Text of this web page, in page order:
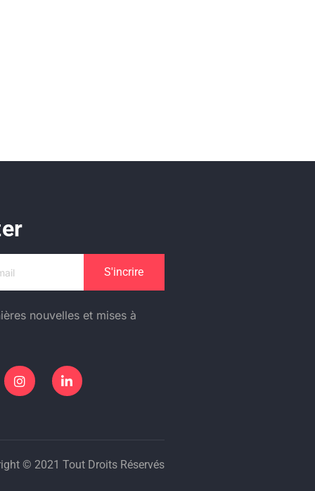
S'incrire
nouvelles et mises à
© 2021 Tout Droits Réservés